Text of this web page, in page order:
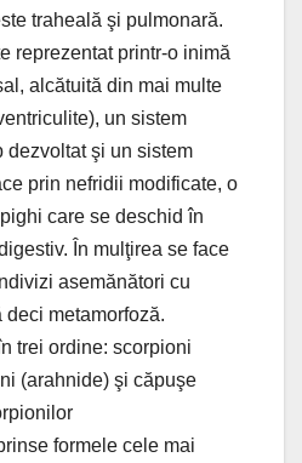
traheală şi pulmonară.
reprezentat printr-o inimă
alcătuită din mai multe
un sistem
dezvoltat şi un sistem
prin nefridii modificate, o
care se deschid în
În mulţirea se face
asemănători cu
metamorfoză.
trei ordine: scorpioni
(arahnide) şi căpuşe
formele cele mai